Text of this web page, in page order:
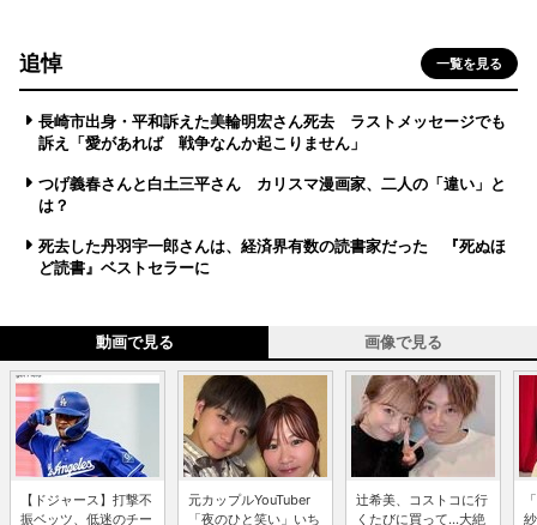
追悼 一覧を見る
長崎市出身・平和訴えた美輪明宏さん死去 ラストメッセージでも
訴え「愛があれば 戦争なんか起こりません」
つげ義春さんと白土三平さん カリスマ漫画家、二人の「違い」と
は？
死去した丹羽宇一郎さんは、経済界有数の読書家だった 『死ぬほ
ど読書』ベストセラーに
動画で見る 画像で見る
【ドジャース】打撃不
振ベッツ、低迷のチー
元カップルYouTuber
「夜のひと笑い」いち
辻希美、コストコに行
くたびに買って...大絶